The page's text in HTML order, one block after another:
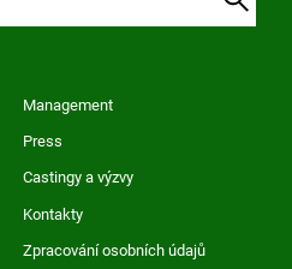
Management
Press
Castingy a výzvy
Kontakty
Zpracování osobních údajů